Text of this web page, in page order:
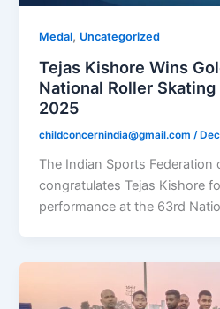
Medal, Uncategorized
Tejas Kishore Wins
National Roller
2025
childconcernindia@gmail.com/
The Indian Sports Federation
congratulates Tejas Kishore
performance at the 63rd